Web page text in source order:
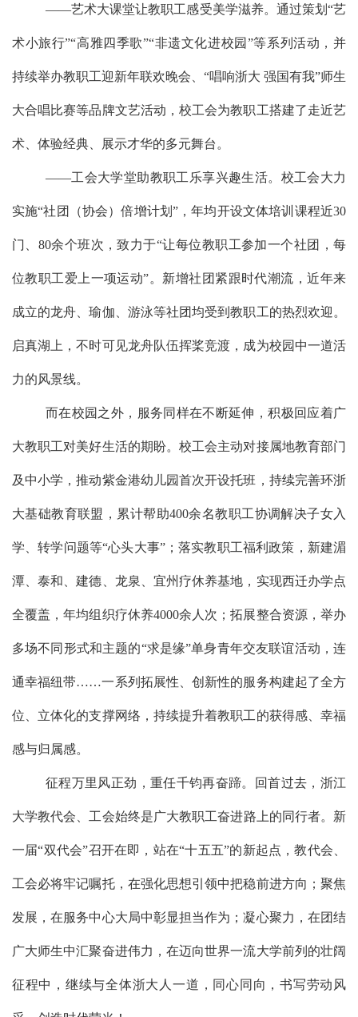
——艺术大课堂让教职工感受美学滋养。通过策划“艺
术小旅行”“高雅四季歌”“非遗文化进校园”等系列活动，并
持续举办教职工迎新年联欢晚会、“唱响浙大 强国有我”师生
大合唱比赛等品牌文艺活动，校工会为教职工搭建了走近艺
术、体验经典、展示才华的多元舞台。
——工会大学堂助教职工乐享兴趣生活。校工会大力
实施“社团（协会）倍增计划”，年均开设文体培训课程近30
门、80余个班次，致力于“让每位教职工参加一个社团，每
位教职工爱上一项运动”。新增社团紧跟时代潮流，近年来
成立的龙舟、瑜伽、游泳等社团均受到教职工的热烈欢迎。
启真湖上，不时可见龙舟队伍挥桨竞渡，成为校园中一道活
力的风景线。
而在校园之外，服务同样在不断延伸，积极回应着广
大教职工对美好生活的期盼。校工会主动对接属地教育部门
及中小学，推动紫金港幼儿园首次开设托班，持续完善环浙
大基础教育联盟，累计帮助400余名教职工协调解决子女入
学、转学问题等“心头大事”； 落实教职工福利政策，新建湄
潭、泰和、建德、龙泉、宜州疗休养基地，实现西迁办学点
全覆盖，年均组织疗休养4000余人次；拓展整合资源，举办
多场不同形式和主题的“求是缘”单身青年交友联谊活动，连
通幸福纽带……一系列拓展性、创新性的服务构建起了全方
位、立体化的支撑网络，持续提升着教职工的获得感、幸福
感与归属感。
征程万里风正劲，重任千钧再奋蹄。回首过去，浙江
大学教代会、工会始终是广大教职工奋进路上的同行者。 新
一届“双代会”召开在即， 站在“十五五”的新起点，教代会、
工会必将牢记嘱托，在强化思想引领中把稳前进方向；聚焦
发展，在服务中心大局中彰显担当作为；凝心聚力，在团结
广大师生中汇聚奋进伟力 ， 在迈向世界一流大学前列的壮阔
征程中，继续与全体浙大人一道， 同心同向，书写劳动风